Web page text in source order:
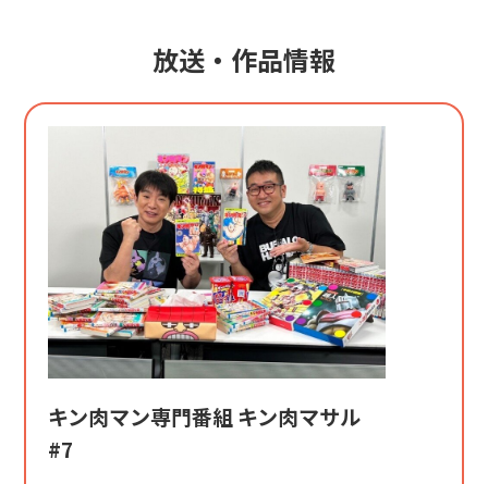
放送・作品情報
キン肉マン専門番組 キン肉マサル
#7